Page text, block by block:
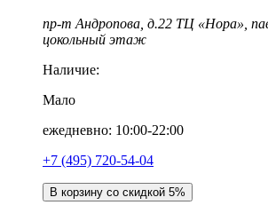
пр-т Андропова, д.22 ТЦ «Нора»,
цокольный этаж
Наличие:
Мало
ежедневно: 10:00-22:00
‎+7 (495) 720-54-04
В корзину со скидкой 5%